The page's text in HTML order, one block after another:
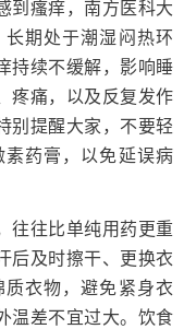
瘙痒，南方医科大
期处于潮湿闷热环
持续不缓解，影响睡
疼痛，以及反复发作
别提醒大家，不要轻
药膏，以免延误病
往比单纯用药更重
后及时擦干、更换衣
衣物，避免紧身衣
温差不宜过大。饮食